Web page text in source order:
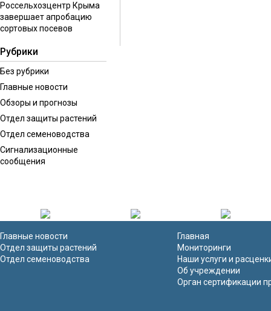
Россельхозцентр Крыма
завершает апробацию
сортовых посевов
Рубрики
Без рубрики
Главные новости
Обзоры и прогнозы
Отдел защиты растений
Отдел семеноводства
Сигнализационные
сообщения
Главные новости
Отдел защиты растений
Отдел семеноводства
Главная
Мониторинги
Наши услуги и
Об учреждении
Орган сертификации